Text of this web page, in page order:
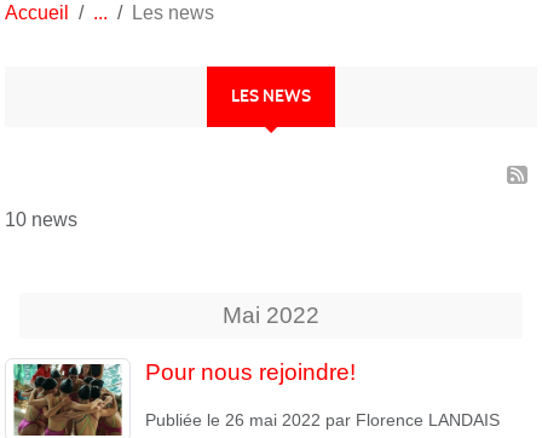
Accueil Les news
LES NEWS
10 news
Mai 2022
Pour nous rejoindre!
Publiée le 26 mai 2022 par Florence LANDAIS